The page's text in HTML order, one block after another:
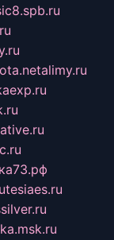
alimy.ru
tesiaes.ru